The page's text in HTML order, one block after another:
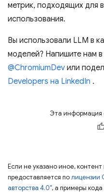
метрик, подходящих для
использования.
Вы использовали LLM в
моделей? Напишите нам
@ChromiumDev или
Developers на LinkedIn .
Эта информация
Если не указано иное,
предоставляется полицензии
авторства 4.0", а примеры кода